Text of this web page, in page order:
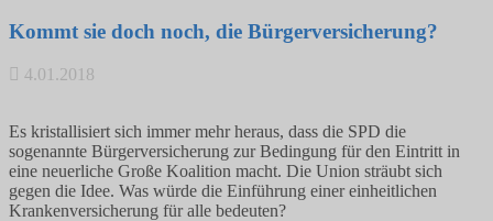
Kommt sie doch noch, die Bürgerversicherung?
4.01.2018
Es kristallisiert sich immer mehr heraus, dass die SPD die
sogenannte Bürgerversicherung zur Bedingung für den Eintritt in
eine neuerliche Große Koalition macht. Die Union sträubt sich
gegen die Idee. Was würde die Einführung einer einheitlichen
Krankenversicherung für alle bedeuten?